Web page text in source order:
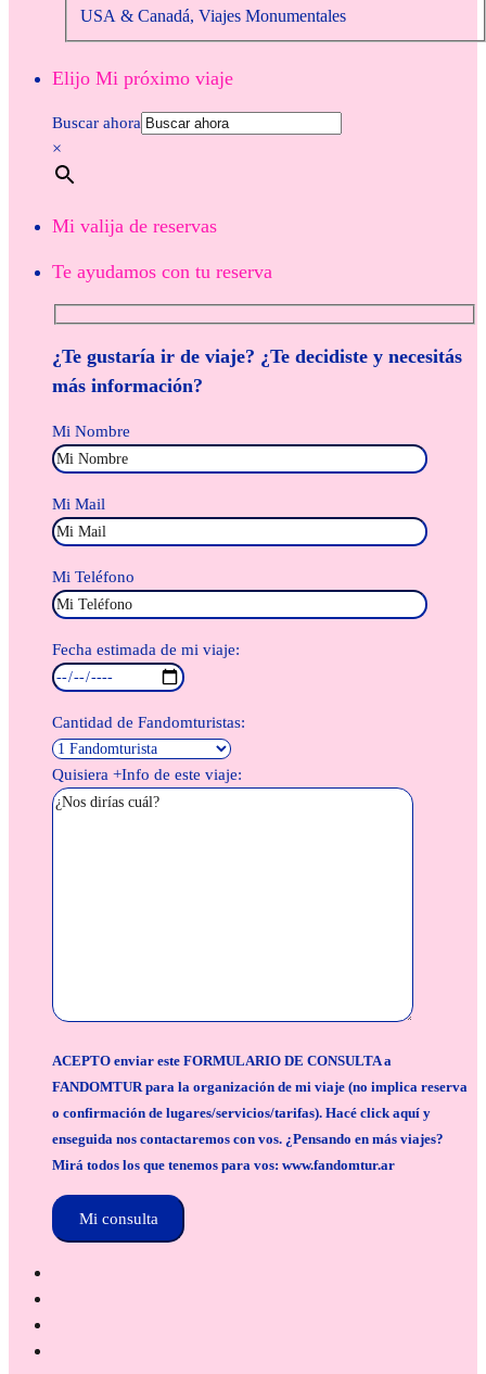
USA & Canadá, Viajes Monumentales
Elijo Mi próximo viaje
Buscar ahora
×
Mi valija de reservas
Te ayudamos con tu reserva
¿Te gustaría ir de viaje? ¿Te decidiste y necesitás
más información?
Mi Nombre
Mi Mail
Mi Teléfono
Fecha estimada de mi viaje:
Cantidad de Fandomturistas:
Quisiera +Info de este viaje:
ACEPTO enviar este FORMULARIO DE CONSULTA a
FANDOMTUR para la organización de mi viaje (no implica reserva
o confirmación de lugares/servicios/tarifas). Hacé click aquí y
enseguida nos contactaremos con vos. ¿Pensando en más viajes?
Mirá todos los que tenemos para vos: www.fandomtur.ar